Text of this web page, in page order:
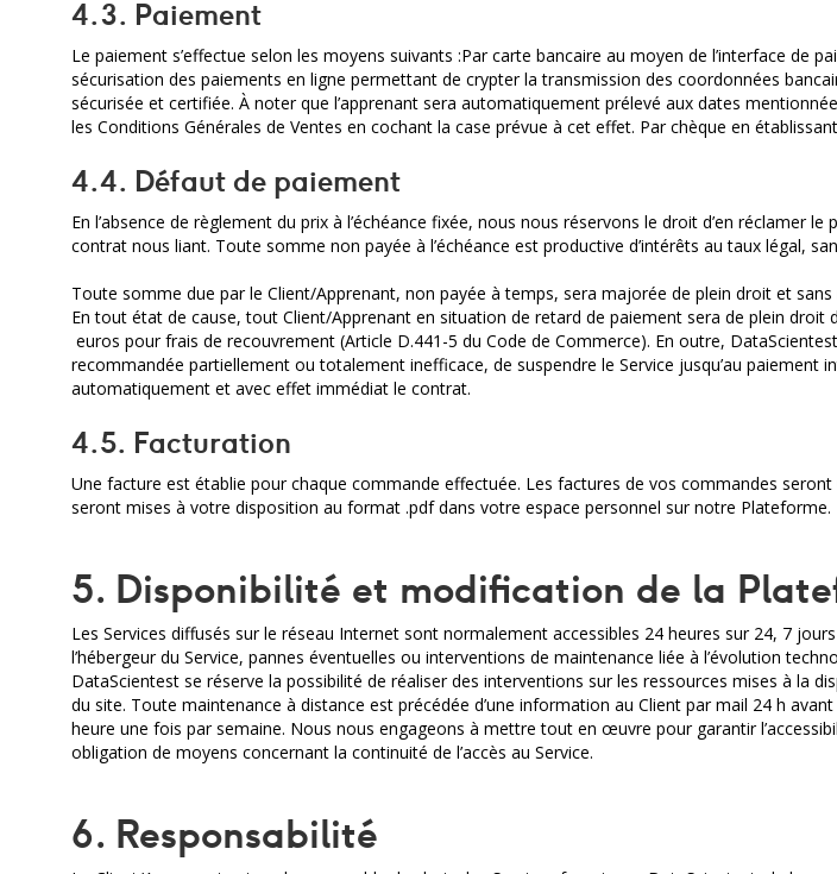
4.3. Paiement
Le paiement s’effectue selon les moyens suivants :Par carte bancaire au moyen de l’interface de
sécurisation des paiements en ligne permettant de crypter la transmission des coordonnées
sécurisée et certifiée. À noter que l’apprenant sera automatiquement prélevé aux dates
les Conditions Générales de Ventes en cochant la case prévue à cet effet. Par chèque en
4.4. Défaut de paiement
En l’absence de règlement du prix à l’échéance fixée, nous nous réservons le droit d’en réclamer
contrat nous liant. Toute somme non payée à l’échéance est productive d’intérêts au taux légal,
Toute somme due par le Client/Apprenant, non payée à temps, sera majorée de plein droit et
En tout état de cause, tout Client/Apprenant en situation de retard de paiement sera de plein droit
euros pour frais de recouvrement (Article D.441-5 du Code de Commerce). En outre,
recommandée partiellement ou totalement inefficace, de suspendre le Service jusqu’au paiement
automatiquement et avec effet immédiat le contrat.
4.5. Facturation
Une facture est établie pour chaque commande effectuée. Les factures de vos commandes
seront mises à votre disposition au format .pdf dans votre espace personnel sur notre Plateforme.
5. Disponibilité et modification de la
Les Services diffusés sur le réseau Internet sont normalement accessibles 24 heures sur 24, 7
l’hébergeur du Service, pannes éventuelles ou interventions de maintenance liée à l’évolution
DataScientest se réserve la possibilité de réaliser des interventions sur les ressources mises à la
du site. Toute maintenance à distance est précédée d’une information au Client par mail 24 h
heure une fois par semaine. Nous nous engageons à mettre tout en œuvre pour garantir
obligation de moyens concernant la continuité de l’accès au Service.
6. Responsabilité